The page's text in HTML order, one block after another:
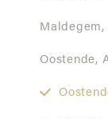
Maldegem,
Oostende,